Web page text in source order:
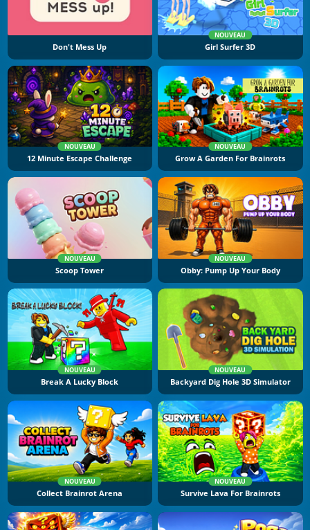
Don't Mess Up
NOUVEAU
Girl Surfer 3D
NOUVEAU
12 Minute Escape Challenge
NOUVEAU
Grow A Garden For Brainrots
NOUVEAU
Scoop Tower
NOUVEAU
Obby: Pump Up Your Body
NOUVEAU
Break A Lucky Block
NOUVEAU
Backyard Dig Hole 3D Simulator
NOUVEAU
Collect Brainrot Arena
NOUVEAU
Survive Lava For Brainrots